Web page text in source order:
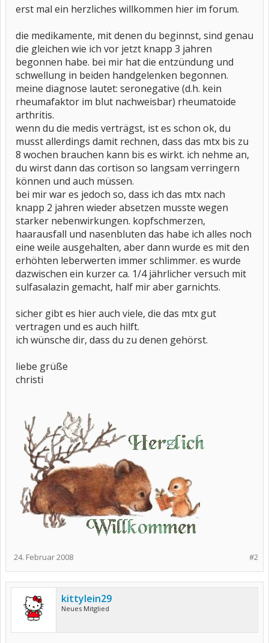
erst mal ein herzliches willkommen hier im forum.
die medikamente, mit denen du beginnst, sind genau
die gleichen wie ich vor jetzt knapp 3 jahren
begonnen habe. bei mir hat die entzündung und
schwellung in beiden handgelenken begonnen.
meine diagnose lautet: seronegative (d.h. kein
rheumafaktor im blut nachweisbar) rheumatoide
arthritis.
wenn du die medis verträgst, ist es schon ok, du
musst allerdings damit rechnen, dass das mtx bis zu
8 wochen brauchen kann bis es wirkt. ich nehme an,
du wirst dann das cortison so langsam verringern
können und auch müssen.
bei mir war es jedoch so, dass ich das mtx nach
knapp 2 jahren wieder absetzen musste wegen
starker nebenwirkungen. kopfschmerzen,
haarausfall und nasenbluten das habe ich alles noch
eine weile ausgehalten, aber dann wurde es mit den
erhöhten leberwerten immer schlimmer. es wurde
dazwischen ein kurzer ca. 1/4 jährlicher versuch mit
sulfasalazin gemacht, half mir aber garnichts.
sicher gibt es hier auch viele, die das mtx gut
vertragen und es auch hilft.
ich wünsche dir, dass du zu denen gehörst.
liebe grüße
christi
#2
24. Februar 2008
kittylein29
Neues Mitglied